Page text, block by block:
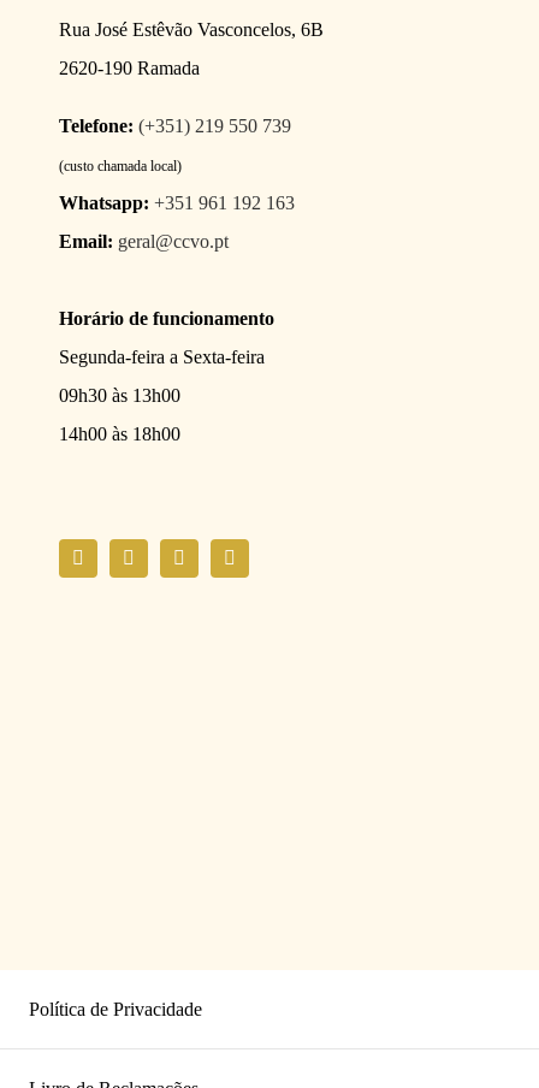
Política de Privacidade
Rua José Estêvão Vasconcelos, 6B
2620-190 Ramada
Telefone: (+351) 219 550 739
(custo chamada local)
Whatsapp: +351 961 192 163
Email: geral@ccvo.pt
Horário de funcionamento
Segunda-feira a Sexta-feira
09h30 às 13h00
14h00 às 18h00